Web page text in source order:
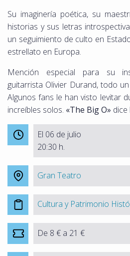
Su imaginería poética, su
historias y sus letras
un seguimiento de culto en
estrellato en Europa.
Mención especial para su
guitarrista Olivier Durand, todo
Algunos fans le han visto levitar
increíbles solos. «The Big O» dice
El 06 de julio
20:30 h.
Gran Teatro
Cultura y Patrimonio
De 8 € a 21 €